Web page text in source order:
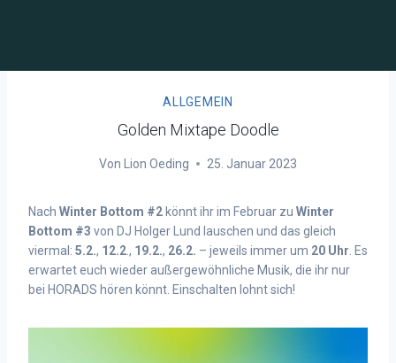
ALLGEMEIN
Golden Mixtape Doodle
Von Lion Oeding 25. Januar 2023
Nach Winter Bottom #2 könnt ihr im Februar zu Winter
Bottom #3 von DJ Holger Lund lauschen und das gleich
viermal: 5.2., 12.2., 19.2., 26.2. – jeweils immer um 20 Uhr . Es
erwartet euch wieder außergewöhnliche Musik, die ihr nur
bei HORADS hören könnt. Einschalten lohnt sich!